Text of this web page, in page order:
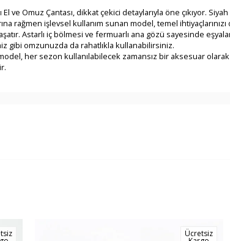
ve Omuz Çantası, dikkat çekici detaylarıyla öne çıkıyor.
işlevsel kullanım sunan model, temel ihtiyaçlarınızı
Astarlı iç bölmesi ve fermuarlı ana gözü sayesinde
gibi omzunuzda da rahatlıkla kullanabilirsiniz.
her sezon kullanılabilecek zamansız bir aksesuar
Ücretsiz